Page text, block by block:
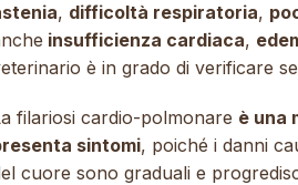
, difficoltà respiratoria,
insufficienza cardiaca,
è in grado di verificare
filariosi cardio-polmonare è una
sintomi, poiché i danni
cuore sono graduali e